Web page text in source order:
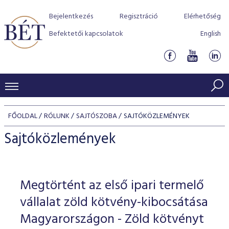
Bejelentkezés Regisztráció
Elérhetőség
Befektetői kapcsolatok
English
KERESKEDÉSI ADATOK
INDEXEK
Jelzáloglevél indexek
Vállalati kötvény indexek
Azonnali Piac
Származékos piac
BEFEKTETŐK
Részvény szekció
Hitelpapír szekció
BÉT szabályzatok
Befektetővédelem
Alkalmazott díjstruktúra
Elszámolás
Részvény és vállalati kötvény tőzsdei bevezetését
program
BÉT Xtend - Részvénypiac egyszerűen
TŐZSDETAGOK
Tőzsdetagok, üzletkötők
VENDOROK
FŐOLDAL RÓLUNK SAJTÓSZOBA SAJTÓKÖZLEMÉNYEK
Sajtóközlemények
Megtörtént az első ipari termelő
vállalat zöld kötvény-kibocsátása
Magyarországon - Zöld kötvényt